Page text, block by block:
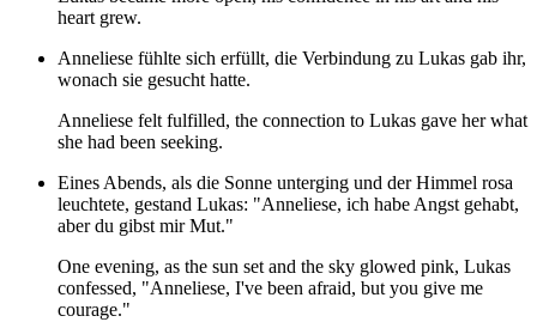
heart grew.
Anneliese fühlte sich erfüllt, die Verbindung zu Lukas gab ihr,
wonach sie gesucht hatte.
Anneliese felt fulfilled, the connection to Lukas gave her what
she had been seeking.
Eines Abends, als die Sonne unterging und der Himmel rosa
leuchtete, gestand Lukas: "Anneliese, ich habe Angst gehabt,
aber du gibst mir Mut."
One evening, as the sun set and the sky glowed pink, Lukas
confessed, "Anneliese, I've been afraid, but you give me
courage."